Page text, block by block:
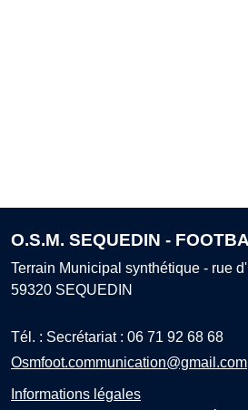
O.S.M. SEQUEDIN -
Terrain Municipal synthétique - rue
59320 SEQUEDIN
Tél. : Secrétariat : 06 71 92 68 68
Osmfoot.communication@gmail.com
Informations légales